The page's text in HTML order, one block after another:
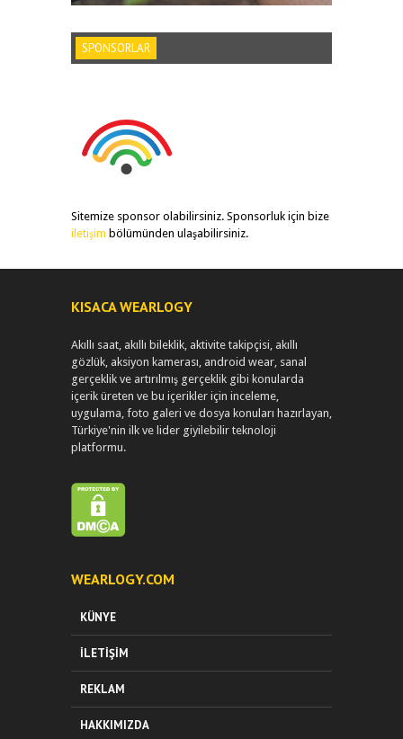
SPONSORLAR
Sitemize sponsor olabilirsiniz. Sponsorluk için bize
iletişim bölümünden ulaşabilirsiniz.
KISACA WEARLOGY
Akıllı saat, akıllı bileklik, aktivite takipçisi, akıllı
gözlük, aksiyon kamerası, android wear, sanal
gerçeklik ve artırılmış gerçeklik gibi konularda
içerik üreten ve bu içerikler için inceleme,
uygulama, foto galeri ve dosya konuları hazırlayan,
Türkiye'nin ilk ve lider giyilebilir teknoloji
platformu.
WEARLOGY.COM
KÜNYE
İLETIŞIM
REKLAM
HAKKIMIZDA